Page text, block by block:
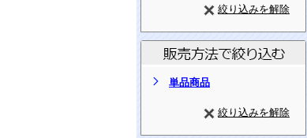
絞り込みを解除
単品商品
絞り込みを解除